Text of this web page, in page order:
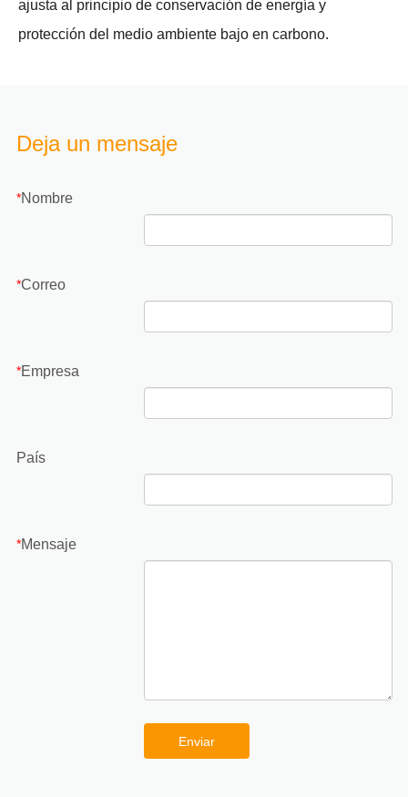
ajusta al principio de conservación de energía y
protección del medio ambiente bajo en carbono.
Deja un mensaje
*Nombre
*Correo
*Empresa
País
*Mensaje
Enviar